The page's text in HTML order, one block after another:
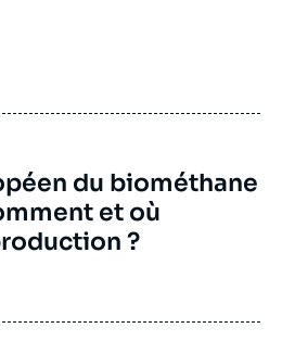
des grandes
Etats-Unis, la Chine
reconnue,
du biométhane
et où
?